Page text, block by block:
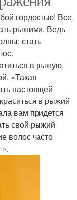
гордостью! Все
рыжими. Ведь
стать
в рыжую,
«Такая
настоящей
в рыжий
вам придется
свой рыжий
волос часто
».